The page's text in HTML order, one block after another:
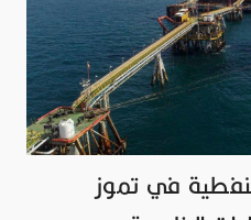
في تموز